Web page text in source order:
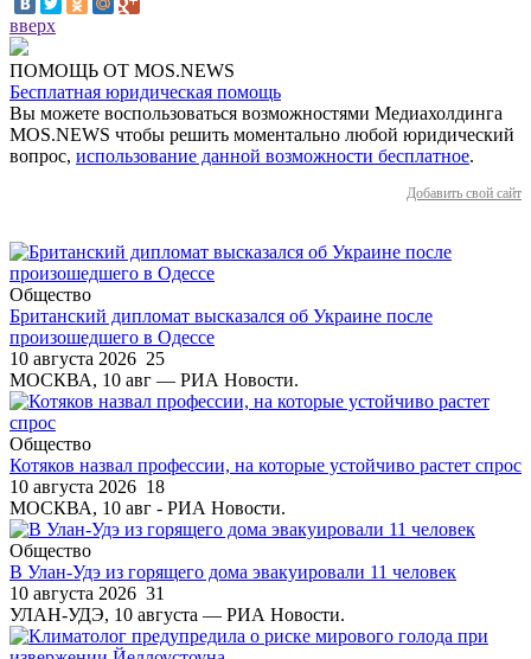
вверх
ПОМОЩЬ ОТ MOS.NEWS
Бесплатная юридическая помощь
Вы можете воспользоваться возможностями Медиахолдинга
MOS.NEWS чтобы решить моментально любой юридический
вопрос, использование данной возможности бесплатное.
Добавить свой сайт
Общество
Британский дипломат высказался об Украине после
произошедшего в Одессе
10 августа 2026 25
МОСКВА, 10 авг — РИА Новости.
Общество
Котяков назвал профессии, на которые устойчиво растет спрос
10 августа 2026 18
МОСКВА, 10 авг - РИА Новости.
Общество
В Улан-Удэ из горящего дома эвакуировали 11 человек
10 августа 2026 31
УЛАН-УДЭ, 10 августа — РИА Новости.